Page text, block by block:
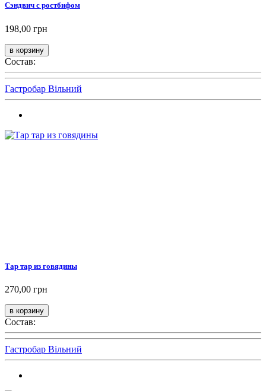
Сэндвич с ростбифом
198,00 грн
Состав:
Гастробар Вільний
Тар тар из говядины
270,00 грн
Состав:
Гастробар Вільний